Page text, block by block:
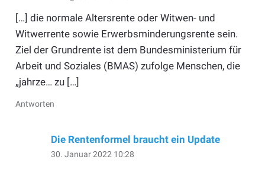
[…] die normale Altersrente oder Witwen- und
Witwerrente sowie Erwerbsminderungsrente sein.
Ziel der Grundrente ist dem Bundesministerium für
Arbeit und Soziales (BMAS) zufolge Menschen, die
„jahrze… zu […]
Antworten
Die Rentenformel braucht ein Update
30. Januar 2022 10:28